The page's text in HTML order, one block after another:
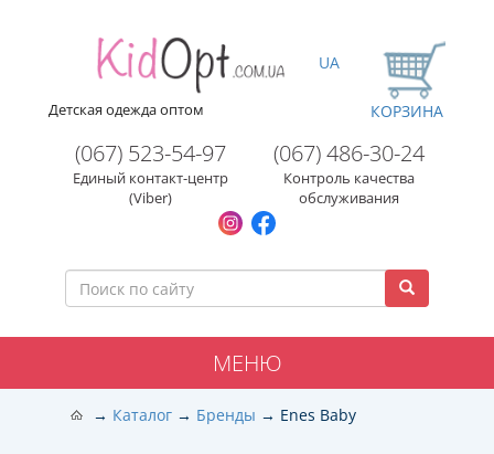
Детская одежда оптом
(067) 523-54-97
Единый контакт-центр
(Viber)
(067) 486-30-24
Контроль качества
обслуживания
UA
КОРЗИНА
МЕНЮ
Каталог Бренды Enes Baby